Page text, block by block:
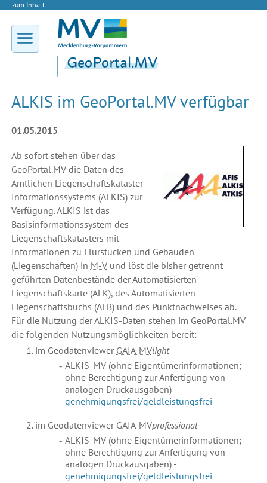
zum Inhalt
ALKIS im GeoPortal.MV verfügbar
01.05.2015
Ab sofort stehen über das
GeoPortal.MV die Daten des
Amtlichen Liegenschaftskataster-
Informationssystems (ALKIS) zur
Verfügung. ALKIS ist das
Basisinformationssystem des
Liegenschaftskatasters mit
Informationen zu Flurstücken und Gebäuden
(Liegenschaften) in M-Vund löst die bisher getrennt
geführten Datenbestände der Automatisierten
Liegenschaftskarte (ALK), des Automatisierten
Liegenschaftsbuchs (ALB) und des Punktnachweises ab.
Für die Nutzung der ALKIS-Daten stehen im GeoPortal.MV
die folgenden Nutzungsmöglichkeiten bereit:
im Geodatenviewer GAIA-MVlight
ALKIS-MV (ohne Eigentümerinformationen;
ohne Berechtigung zur Anfertigung von
analogen Druckausgaben) -
genehmigungsfrei/geldleistungsfrei
im Geodatenviewer GAIA-MVprofessional
ALKIS-MV (ohne Eigentümerinformationen;
ohne Berechtigung zur Anfertigung von
analogen Druckausgaben) -
genehmigungsfrei/geldleistungsfrei